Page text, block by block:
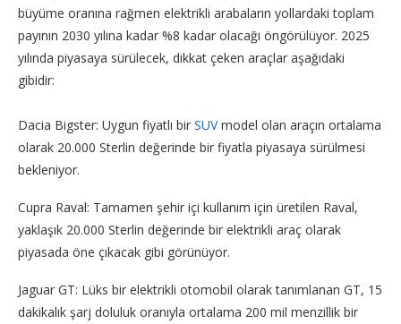
büyüme oranına rağmen elektrikli arabaların yollardaki toplam
payının 2030 yılına kadar %8 kadar olacağı öngörülüyor. 2025
yılında piyasaya sürülecek, dikkat çeken araçlar aşağıdaki
gibidir:
Dacia Bigster: Uygun fiyatlı bir SUVmodel olan araçın ortalama
olarak 20.000 Sterlin değerinde bir fiyatla piyasaya sürülmesi
bekleniyor.
Cupra Raval: Tamamen şehir içi kullanım için üretilen Raval,
yaklaşık 20.000 Sterlin değerinde bir elektrikli araç olarak
piyasada öne çıkacak gibi görünüyor.
Jaguar GT: Lüks bir elektrikli otomobil olarak tanımlanan GT, 15
dakikalık şarj doluluk oranıyla ortalama 200 mil menzillik bir